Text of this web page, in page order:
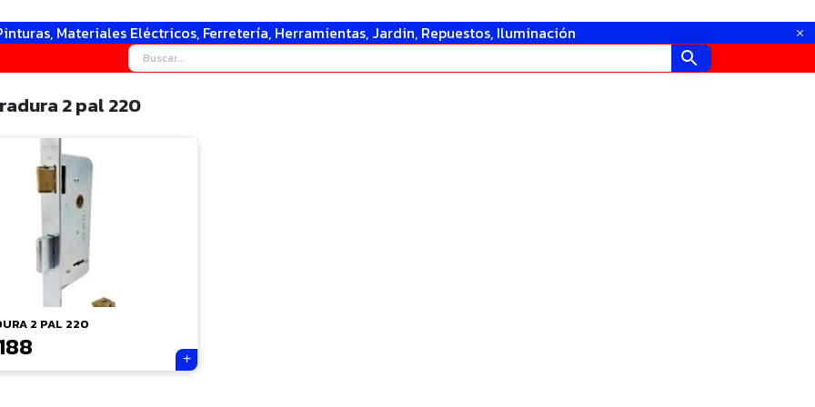
Materiales Eléctricos, Ferretería, Herramientas, Jardin, Repuestos, Iluminación
2 pal 220
2 PAL 220